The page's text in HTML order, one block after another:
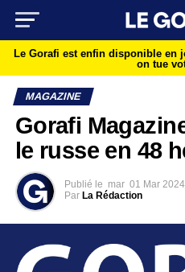
Le Gorafi est enfin disponible en
on tue
MAGAZINE
Gorafi
le russe en 48
Publié le mar 01 Mar
Par La Rédaction